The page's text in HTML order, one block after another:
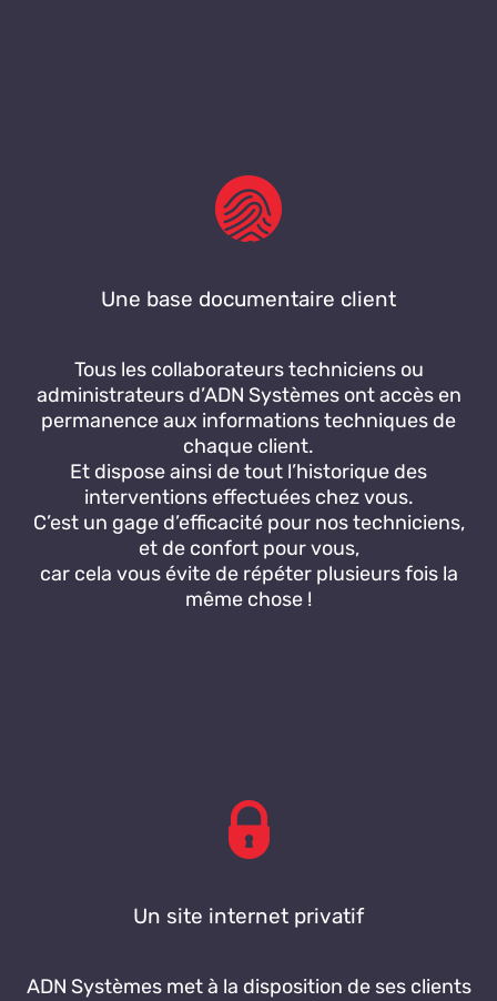
Une base documentaire client
Tous les collaborateurs techniciens ou
administrateurs d’ADN Systèmes ont accès en
permanence aux informations techniques de
chaque client.
Et dispose ainsi de tout l’historique des
interventions effectuées chez vous.
C’est un gage d’efficacité pour nos techniciens,
et de confort pour vous,
car cela vous évite de répéter plusieurs fois la
même chose !
Un site internet privatif
ADN Systèmes met à la disposition de ses clients